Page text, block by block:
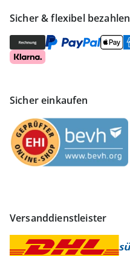
Sicher & flexibel bezahlen
Sicher einkaufen
Versanddienstleister